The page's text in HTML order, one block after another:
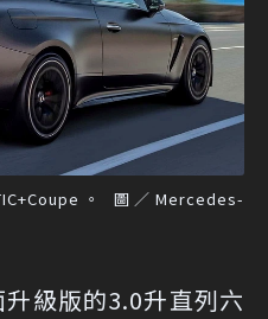
。 圖／Mercedes-
級版的3.0升直列六